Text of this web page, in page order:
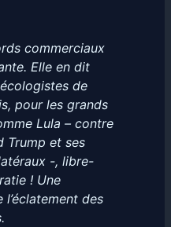
commerciaux
Elle en dit
de
pour les grands
Lula – contre
Trump et ses
-, libre-
! Une
des